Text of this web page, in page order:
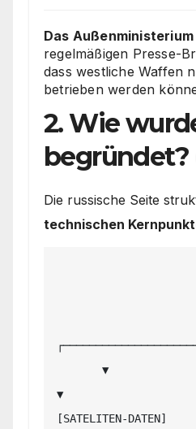
Das
regelmäßigen Presse-
dass westliche Waffen
betrieben werden
2. Wie
begründet?
Die russische Seite
technischen
▼
[SATELITEN-DATEN]